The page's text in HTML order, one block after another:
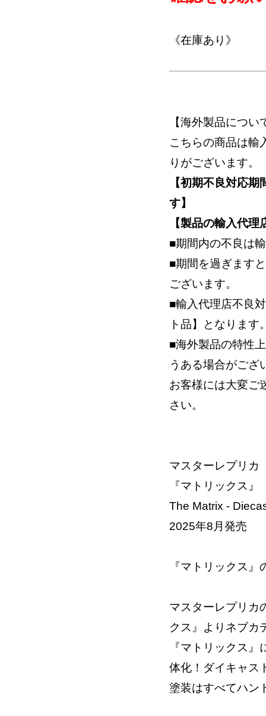
《在庫あり》
【海外製品につ
こちらの商品は輸
りがございます。
【初期不良対応
す】
【製品の輸入代
■期間内の不良は
■期間を過ぎます
ございます。
■輸入代理店不良
ト品】となります
■海外製品の特性
うある場合がござ
お客様には大変ご
さい。
マスターレプリカ
『マトリックス
The Matrix -
2025年8月発売
『マトリックス
マスターレプリカ
クス』よりネブカ
『マトリックス
体化！ダイキャス
塗装はすべてハン